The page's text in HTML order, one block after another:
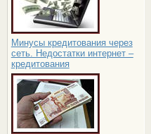
Минусы кредитования через
сеть. Недостатки интернет –
кредитования